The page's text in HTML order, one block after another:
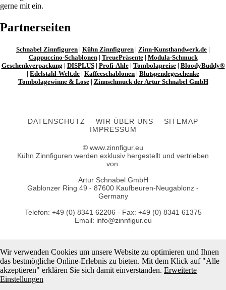
gerne mit ein.
Partnerseiten
Schnabel Zinnfiguren | Kühn Zinnfiguren | Zinn-Kunsthandwerk.de |
Cappuccino-Schablonen| TreuePräsente| Modula-Schmuck
Geschenkverpackung | DISPLUS| Profi-Ahle| Tombolapreise| BloodyBuddy®
| Edelstahl-Welt.de | Kaffeeschablonen | Blutspendegeschenke
Tombolagewinne & Lose| Zinnschmuck der Artur Schnabel GmbH
DATENSCHUTZ WIR ÜBER UNS
SITEMAP
IMPRESSUM
© www.zinnfigur.eu
Kühn Zinnfiguren werden exklusiv hergestellt und vertrieben
von:
Artur Schnabel GmbH
Gablonzer Ring 49 - 87600 Kaufbeuren-Neugablonz -
Germany
Telefon: +49 (0) 8341 62206 - Fax: +49 (0) 8341 61375
Email: info@zinnfigur.eu
Wir verwenden Cookies um unsere Website zu optimieren und Ihnen
das bestmögliche Online-Erlebnis zu bieten. Mit dem Klick auf "Alle
akzeptieren" erklären Sie sich damit einverstanden. Erweiterte
Einstellungen